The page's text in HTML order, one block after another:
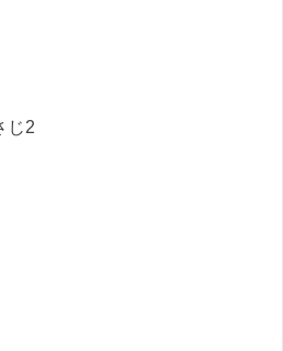
じ2